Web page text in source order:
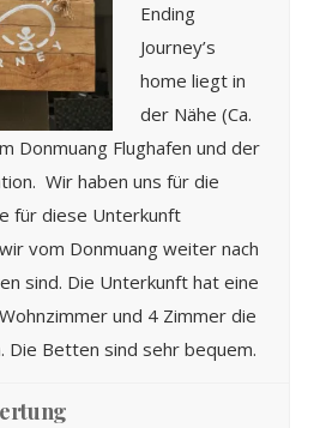
Ending
Journey’s
home liegt in
der Nähe (Ca.
Donmuang Flughafen und der
Wir haben uns für die
für diese Unterkunft
vom Donmuang weiter nach
sind. Die Unterkunft hat eine
und 4 Zimmer die
Betten sind sehr bequem.